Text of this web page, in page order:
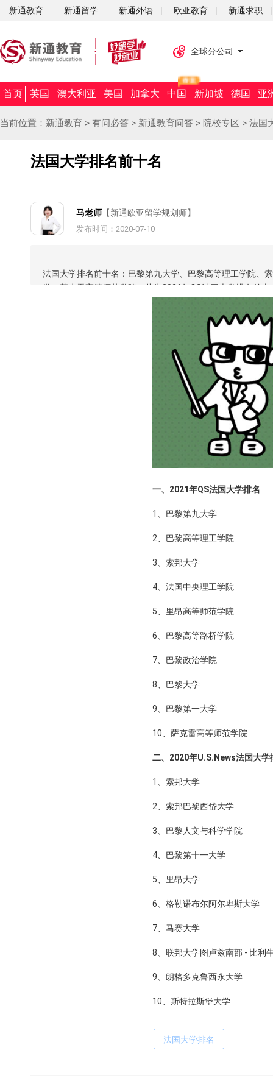
新通教育 新通留学 新通外语 欧亚教育 新通求职
全球分公司
首页 英国 澳大利亚 美国 加拿大 中国 新加坡 德国 亚
当前位置： 新通教育 > 有问必答 > 新通教育问答 > 院校专区 > 法国
法国大学排名前十名
马老师 【新通欧亚留学规划师】
发布时间：2020-07-10
法国大学排名前十名：巴黎第九大学、巴黎高等理工学院、
学、萨克雷高等师范学院，此为2021年QS法国大学排名前十
一、2021年QS法国大学排名
1、巴黎第九大学
2、巴黎高等理工学院
3、索邦大学
4、法国中央理工学院
5、里昂高等师范学院
6、巴黎高等路桥学院
7、巴黎政治学院
8、巴黎大学
9、巴黎第一大学
10、萨克雷高等师范学院
二、2020年U.S.News法国大学
1、索邦大学
2、索邦巴黎西岱大学
3、巴黎人文与科学学院
4、巴黎第十一大学
5、里昂大学
6、格勒诺布尔阿尔卑斯大学
7、马赛大学
8、联邦大学图卢兹南部 - 比利
9、朗格多克鲁西永大学
10、斯特拉斯堡大学
法国大学排名